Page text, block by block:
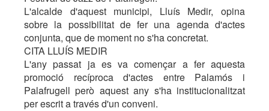
L'alcalde d'aquest municipi, Lluís Medir, opina
sobre la possibilitat de fer una agenda d'actes
conjunta, que de moment no s'ha concretat.
CITA LLUÍS MEDIR
L'any passat ja es va començar a fer aquesta
promoció recíproca d'actes entre Palamós i
Palafrugell però aquest any s'ha institucionalitzat
per escrit a través d'un conveni.